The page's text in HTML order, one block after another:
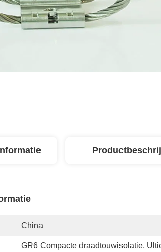
China
GR6 Compacte draadtouwisolatie,